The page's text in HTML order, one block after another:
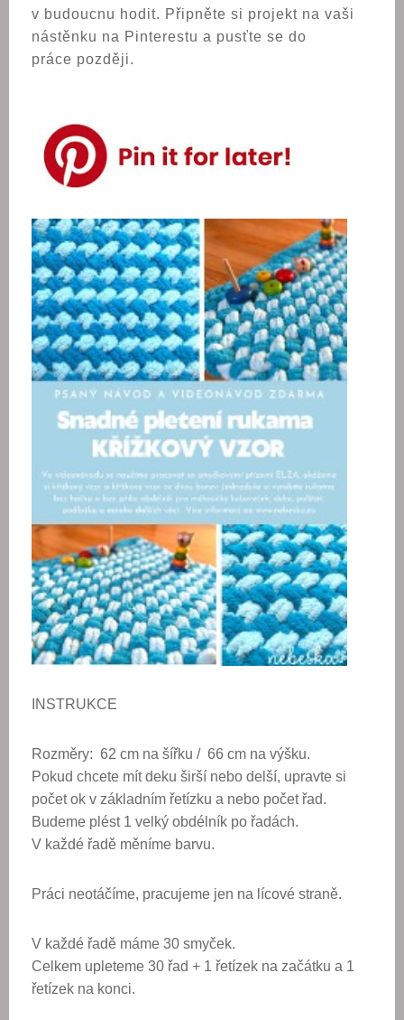
v budoucnu hodit. Připněte si projekt na vaši
nástěnku na Pinterestu a pusťte se do
práce později.
INSTRUKCE
Rozměry: 62 cm na šířku / 66 cm na výšku.
Pokud chcete mít deku širší nebo delší, upravte si
počet ok v základním řetízku a nebo počet řad.
Budeme plést 1 velký obdélník po řadách.
V každé řadě měníme barvu.
Práci neotáčíme, pracujeme jen na lícové straně.
V každé řadě máme 30 smyček.
Celkem upleteme 30 řad + 1 řetízek na začátku a 1
řetízek na konci.